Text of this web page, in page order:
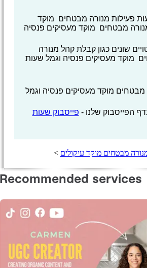
פעילות מנורה מבטחים מוקד
מבטחים מוקד מעסיקים פנסיה
שונים כגון קבלת קהל מנורה
מוקד מעסיקים פנסיה וגמל שעות
מוקד מעסיקים פנסיה וגמל
הפייסבוק שלנו - פייסבוק שעות
מבטחים מוקד עיקולים >